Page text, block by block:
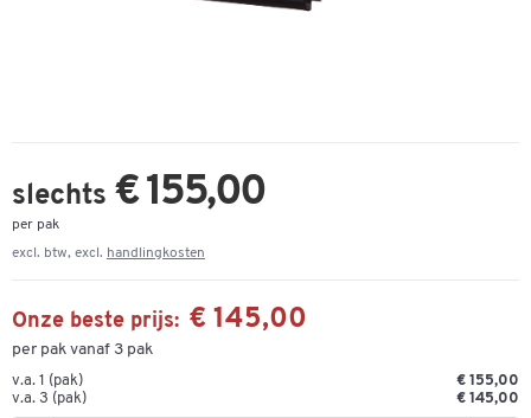
slechts € 155,00
per pak
excl. btw, excl. handlingkosten
Onze beste prijs: € 145,00
per pak vanaf 3 pak
v.a. 1 (pak)
€ 155,00
v.a. 3 (pak)
€ 145,00